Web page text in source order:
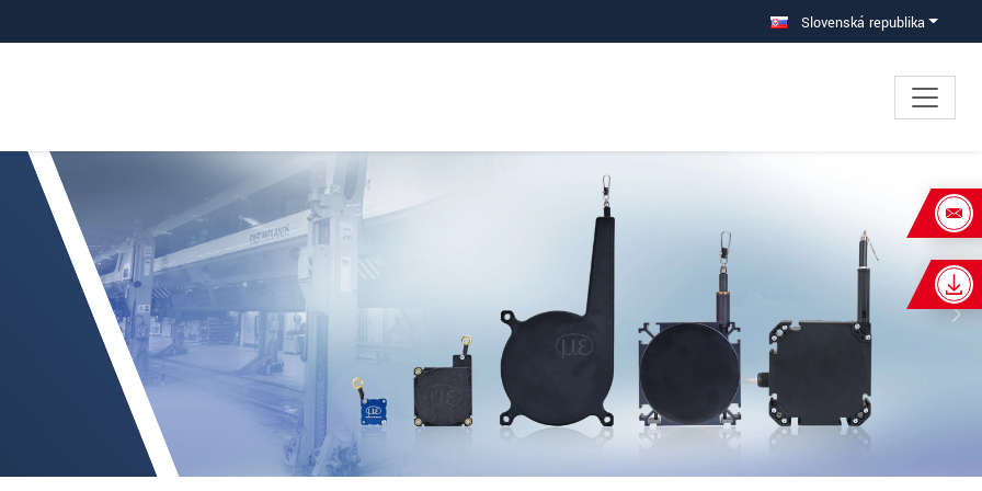
Slovenská republika